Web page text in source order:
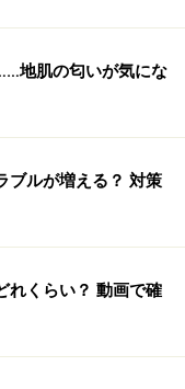
地肌の匂いが気にな
ブルが増える？ 対策
れくらい？ 動画で確